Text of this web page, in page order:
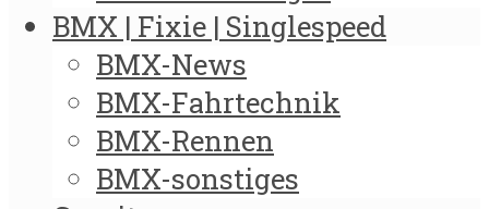
BMX | Fixie | Singlespeed
BMX-News
BMX-Fahrtechnik
BMX-Rennen
BMX-sonstiges